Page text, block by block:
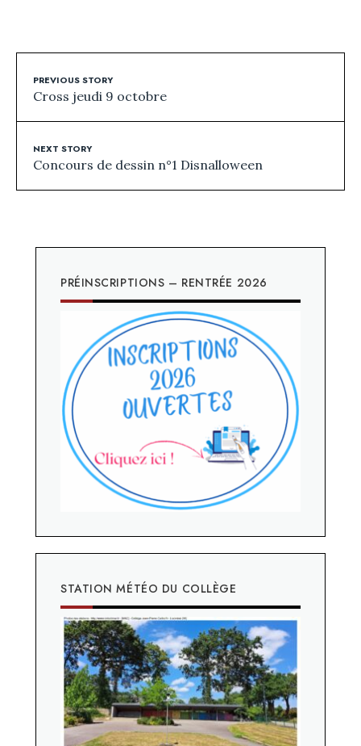
PREVIOUS STORY
Cross jeudi 9 octobre
NEXT STORY
Concours de dessin n°1 Disnalloween
PRÉINSCRIPTIONS – RENTRÉE 2026
STATION MÉTÉO DU COLLÈGE